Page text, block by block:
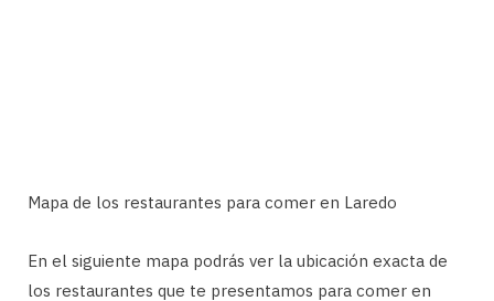
Mapa de los restaurantes para comer en Laredo
En el siguiente mapa podrás ver la ubicación exacta de
los restaurantes que te presentamos para comer en